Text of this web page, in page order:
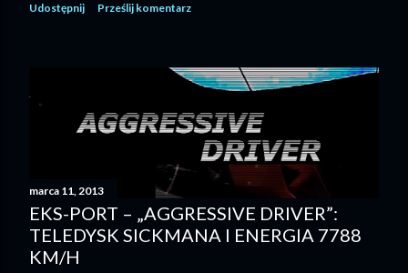
Udostępnij Prześlij komentarz
marca 11, 2013
EKS-PORT – „AGGRESSIVE DRIVER”:
TELEDYSK SICKMANA I ENERGIA 7788
KM/H